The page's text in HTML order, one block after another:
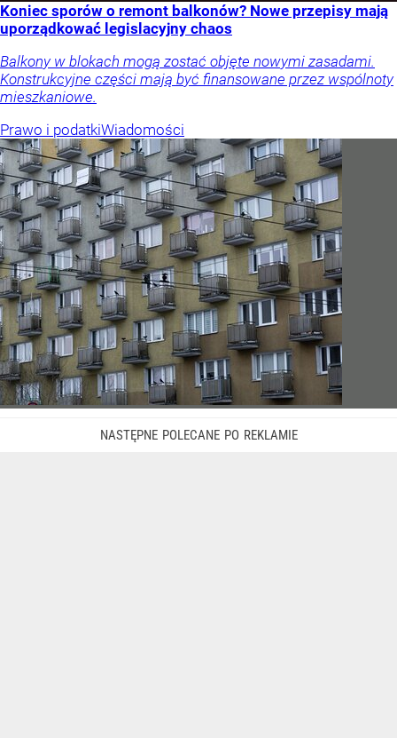
Koniec sporów o remont balkonów? Nowe przepisy mają
uporządkować legislacyjny chaos
Balkony w blokach mogą zostać objęte nowymi zasadami.
Konstrukcyjne części mają być finansowane przez wspólnoty
mieszkaniowe.
Prawo i podatkiWiadomości